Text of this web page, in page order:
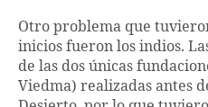
Otro problema que
inicios fueron los indios.
de las dos únicas
Viedma) realizadas antes